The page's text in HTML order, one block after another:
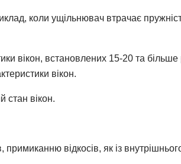
коли ущільнювач втрачає
вікон, встановлених 15-20 та
вікон.
стан вікон.
відкосів, як із